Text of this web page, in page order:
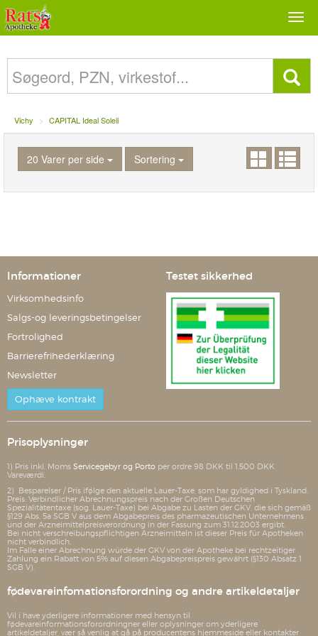
Vichy CAPITAL Ideal Soleil
20 Varer per side Sortering
Informationer
Virksomhedsinfo
Salgs-og leveringsbetingelser
Fortrolighed
Barrierefrihederklæring
Newsletter
Ophæve kontrakt
Testet sikkerhed
Prisoplysninger
1) Pris inkl. Moms Servicegebyr og Porto per ordre 98 DKK til 1.500 DKK
Vareværdi.
2) Besparelser / Pris ifølge den aktuelle Lauer-Taxe, som har gyldighed i Tyskland.
Preis: Verbindlicher Abrechnungspreis nach der Großen Deutschen
Spezialitätentaxe (sog. Lauer-Taxe) bei Abgabe zu Lasten der GKV, die sich gemäß
§129 Abs. 5a SGB V aus dem Abgabepreis des pharmazeutischen Unternehmens
und der Arzneimittelpreisverordnung in der Fassung zum 31.12.2003 ergibt.
Bei nicht verschreibungspflichtigen Arzneimitteln ist dieser Preis für Apotheken
nicht verbindlich.
Im Falle einer Abrechnung würde der GKV von der Apotheke bei rechtzeitiger
Zahlung ein Rabatt von 5% auf diesen Abgabepreispreis gewährt (§130 Absatz 1
SGB V).
fødevareinfomationsforordning og andre artikeldetaljer
Vil i have yderligere informationer med hensyn til
fødevareinformationsforordningner eller oplysninger om yderligere
artikeldetaljer, vær så venlig at gå på producentens hjemmeside eller kontakter